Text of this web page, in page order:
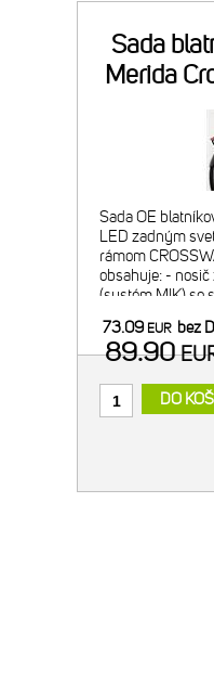
Sada
Merida
Sada OE
LED zadným
rámom
obsahuje: -
(systém MIK) so
blatník z
73.09EUR bez
89.90
DO